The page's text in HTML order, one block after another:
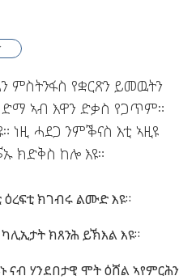
ምስትንፋስ የቋርጽን ይመዉትን
ኣብ እዋን ድቃስ የጋጥም።
ነዚ ሓደጋ ንምቕናስ እቲ ኣዚዩ
ክድቅስ ከሎ እዩ።
ክገብሩ ልሙድ እዩ።
ክጸንሕ ይኽእል እዩ።
ናብ ሃንደበታዊ ሞት ዕሸል ኣየምርሕን